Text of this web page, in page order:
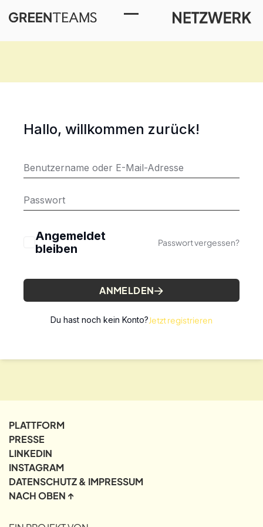
Toggle Menu
Hallo, willkommen zurück!
Angemeldet
bleiben
Passwort vergessen?
ANMELDEN
Du hast noch kein Konto?Jetzt registrieren
PLATTFORM
PRESSE
LINKEDIN
INSTAGRAM
DATENSCHUTZ & IMPRESSUM
NACH OBEN ↑